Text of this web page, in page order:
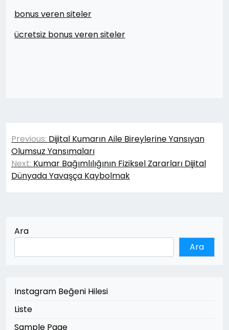
bonus veren siteler
ücretsiz bonus veren siteler
Yazı
gezinmesi
Previous: Dijital Kumarın Aile Bireylerine Yansıyan
Olumsuz Yansımaları
Next: Kumar Bağımlılığının Fiziksel Zararları Dijital
Dünyada Yavaşça Kaybolmak
Ara
Ara
Instagram Beğeni Hilesi
Liste
Sample Page